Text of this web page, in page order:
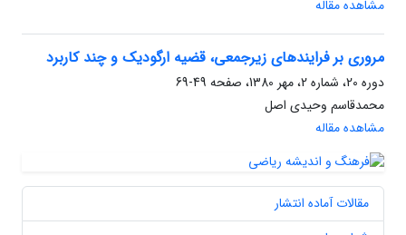
مشاهده مقاله
مروری بر فرایندهای زیرجمعی، قضیه ارگودیک و چند کاربرد
دوره 20، شماره 2، مهر 1380، صفحه
49-69
محمدقاسم وحیدی اصل
مشاهده مقاله
مقالات آماده انتشار